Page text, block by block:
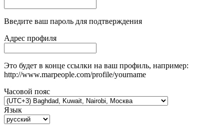
Введите ваш пароль для подтверждения
Адрес профиля
Это будет в конце ссылки на ваш профиль, например:
http://www.marpeople.com/profile/yourname
Часовой пояс
Язык